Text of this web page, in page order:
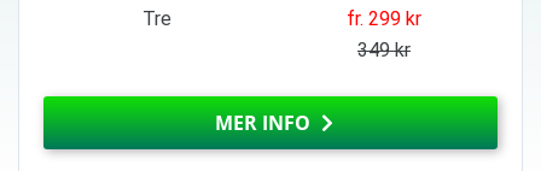
Tre
fr. 299 kr
349 kr
MER INFO